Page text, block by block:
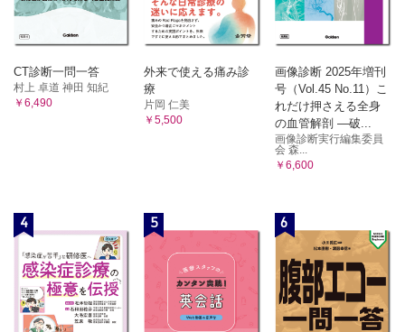
CT診断一問一答
村上 卓道 神田 知紀
￥6,490
外来で使える痛み診
療
片岡 仁美
￥5,500
画像診断 2025年増刊
号（Vol.45 No.11）こ
れだけ押さえる全身
の血管解剖 ―破...
画像診断実行編集委員
会 森...
￥6,600
4 5 6